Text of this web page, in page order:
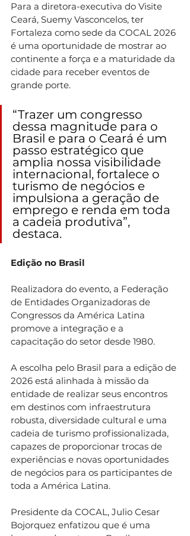
Para a diretora-executiva do Visite
Ceará, Suemy Vasconcelos, ter
Fortaleza como sede da COCAL 2026
é uma oportunidade de mostrar ao
continente a força e a maturidade da
cidade para receber eventos de
grande porte.
“Trazer um congresso
dessa magnitude para o
Brasil e para o Ceará é um
passo estratégico que
amplia nossa visibilidade
internacional, fortalece o
turismo de negócios e
impulsiona a geração de
emprego e renda em toda
a cadeia produtiva”,
destaca.
Edição no Brasil
Realizadora do evento, a Federação
de Entidades Organizadoras de
Congressos da América Latina
promove a integração e a
capacitação do setor desde 1980.
A escolha pelo Brasil para a edição de
2026 está alinhada à missão da
entidade de realizar seus encontros
em destinos com infraestrutura
robusta, diversidade cultural e uma
cadeia de turismo profissionalizada,
capazes de proporcionar trocas de
experiências e novas oportunidades
de negócios para os participantes de
toda a América Latina.
Presidente da COCAL, Julio Cesar
Bojorquez enfatizou que é uma